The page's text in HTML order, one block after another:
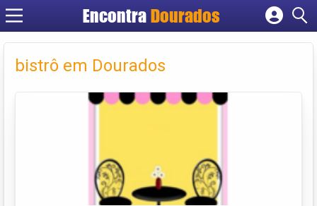
EncontraDourados
Cadastrar empresa
Criar conta
bistrô em Dourados